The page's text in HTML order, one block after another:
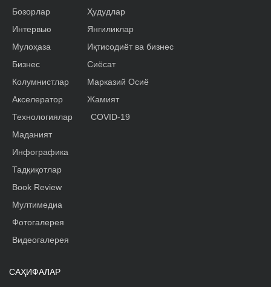
Бозорлар
Интервью
Мулоҳаза
Бизнес
Колумнистлар
Акселератор
Ҳудудлар
Янгиликлар
Иқтисодиёт ва бизнес
Сиёсат
Марказий Осиё
Жамият
Технологиялар
Маданият
Инфографика
Тадқиқотлар
Book Review
Мултимедиа
Фотогалерея
Видеогалерея
COVID-19
САҲИФАЛАР